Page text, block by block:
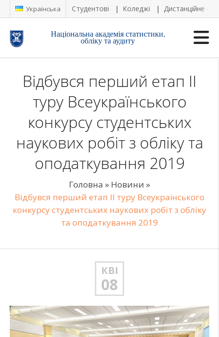
Українська Студентові Коледжі Дистанційне
Національна академія статистики,
обліку та аудиту
Відбувся перший етап ІІ
туру Всеукраїнського
конкурсу студентських
наукових робіт з обліку та
оподаткування 2019
Головна » Новини »
Відбувся перший етап ІІ туру Всеукраїнського
конкурсу студентських наукових робіт з обліку
та оподаткування 2019
КВІ
08